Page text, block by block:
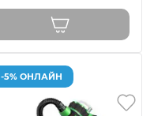
-5% ОНЛАЙН